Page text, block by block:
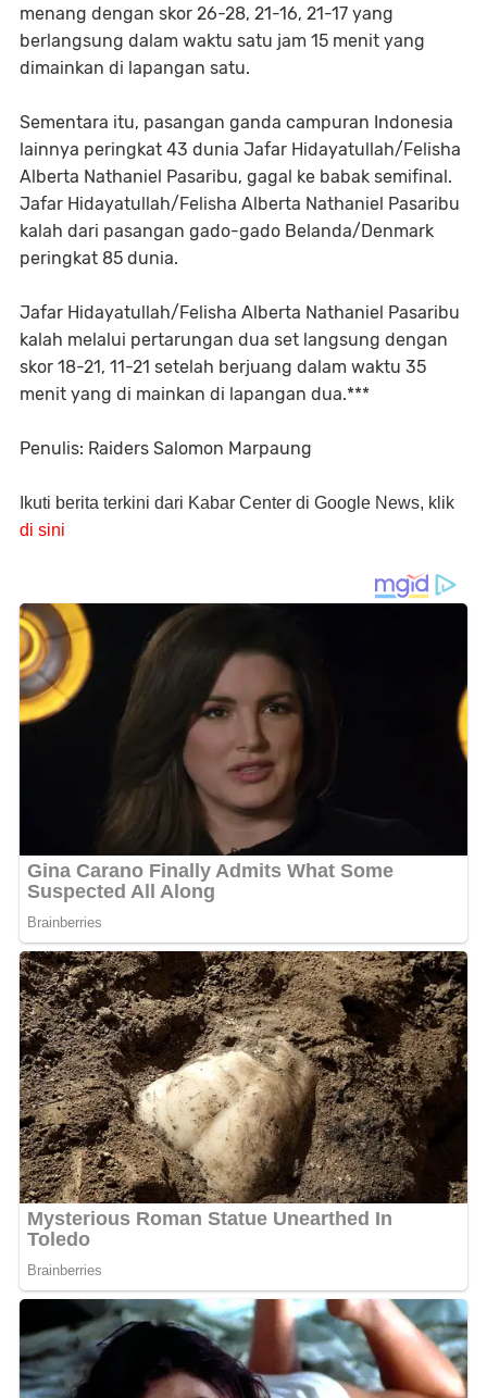
menang dengan skor 26-28, 21-16, 21-17 yang
berlangsung dalam waktu satu jam 15 menit yang
dimainkan di lapangan satu.
Sementara itu, pasangan ganda campuran Indonesia
lainnya peringkat 43 dunia Jafar Hidayatullah/Felisha
Alberta Nathaniel Pasaribu, gagal ke babak semifinal.
Jafar Hidayatullah/Felisha Alberta Nathaniel Pasaribu
kalah dari pasangan gado-gado Belanda/Denmark
peringkat 85 dunia.
Jafar Hidayatullah/Felisha Alberta Nathaniel Pasaribu
kalah melalui pertarungan dua set langsung dengan
skor 18-21, 11-21 setelah berjuang dalam waktu 35
menit yang di mainkan di lapangan dua.***
Penulis: Raiders Salomon Marpaung
Ikuti berita terkini dari Kabar Center di Google News, klik
di sini